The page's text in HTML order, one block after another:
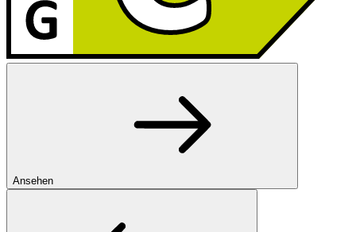
Ansehen